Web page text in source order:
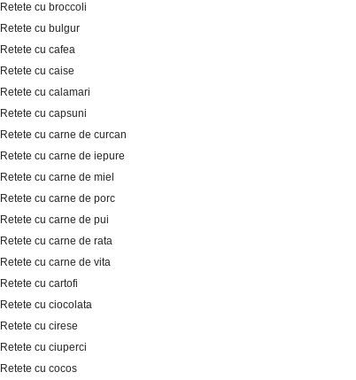
Retete cu broccoli
Retete cu bulgur
Retete cu cafea
Retete cu caise
Retete cu calamari
Retete cu capsuni
Retete cu carne de curcan
Retete cu carne de iepure
Retete cu carne de miel
Retete cu carne de porc
Retete cu carne de pui
Retete cu carne de rata
Retete cu carne de vita
Retete cu cartofi
Retete cu ciocolata
Retete cu cirese
Retete cu ciuperci
Retete cu cocos